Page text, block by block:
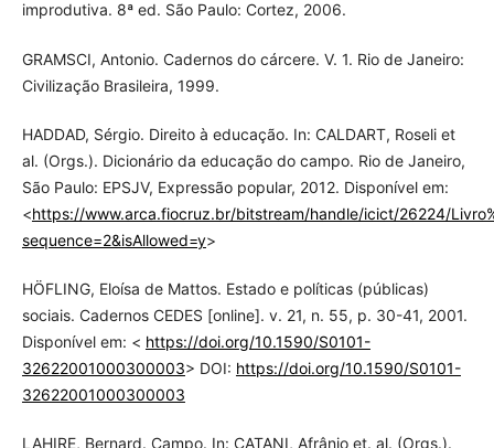
improdutiva. 8ª ed. São Paulo: Cortez, 2006.
GRAMSCI, Antonio. Cadernos do cárcere. V. 1. Rio de Janeiro:
Civilização Brasileira, 1999.
HADDAD, Sérgio. Direito à educação. In: CALDART, Roseli et
al. (Orgs.). Dicionário da educação do campo. Rio de Janeiro,
São Paulo: EPSJV, Expressão popular, 2012. Disponível em:
<https://www.arca.fiocruz.br/bitstream/handle/icict/26224/
sequence=2&isAllowed=y>
HÖFLING, Eloísa de Mattos. Estado e políticas (públicas)
sociais. Cadernos CEDES [online]. v. 21, n. 55, p. 30-41, 2001.
Disponível em: < https://doi.org/10.1590/S0101-
32622001000300003> DOI: https://doi.org/10.1590/S0101-
32622001000300003
LAHIRE, Bernard. Campo. In: CATANI, Afrânio et. al. (Orgs.).